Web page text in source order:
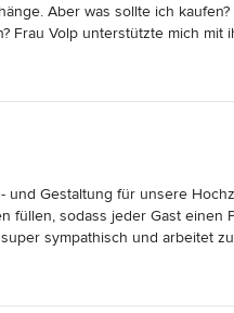
Aber was sollte ich
Frau Volp unterstützte mich mit
und Gestaltung für unsere
füllen, sodass jeder Gast einen
sympathisch und arbeitet